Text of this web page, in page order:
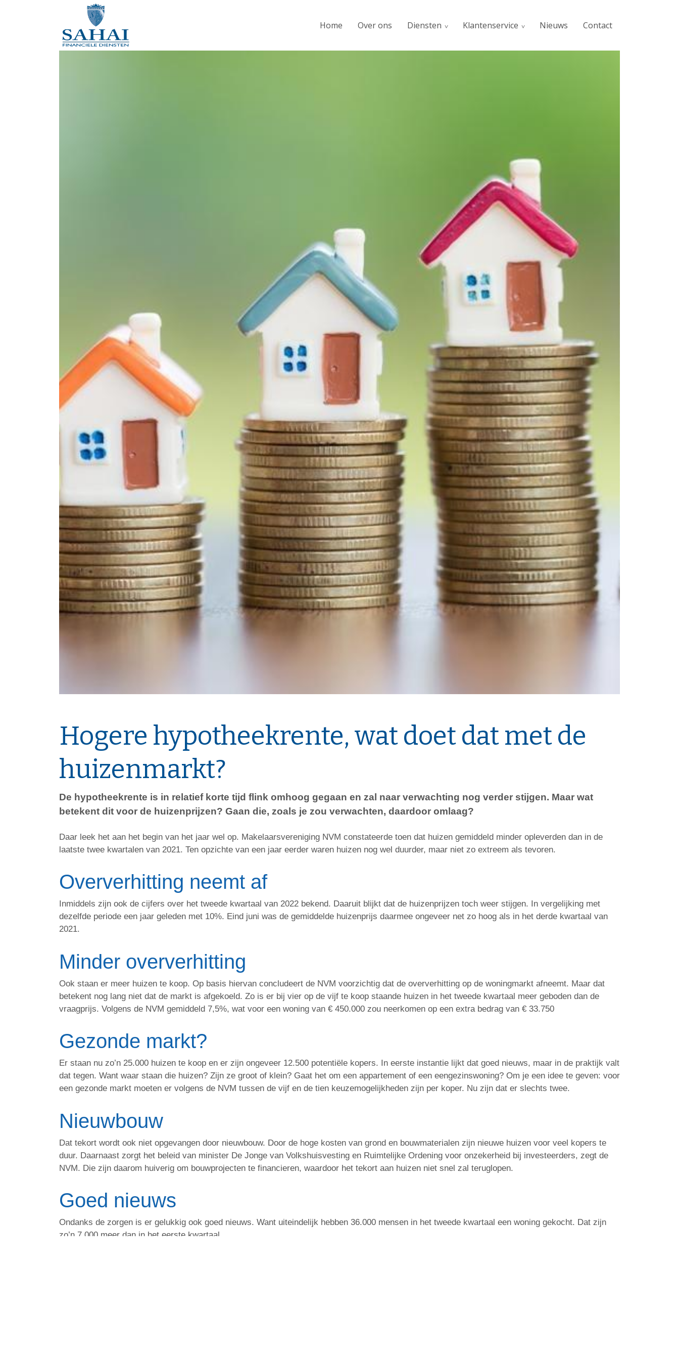
Home Over ons Diensten Klantenservice Nieuws Contact
Hogere hypotheekrente, wat doet dat met de
huizenmarkt?
De hypotheekrente is in relatief korte tijd flink omhoog gegaan en zal naar verwachting nog verder stijgen. Maar wat
betekent dit voor de huizenprijzen? Gaan die, zoals je zou verwachten, daardoor omlaag?
Daar leek het aan het begin van het jaar wel op. Makelaarsvereniging NVM constateerde toen dat huizen gemiddeld minder opleverden dan in de
laatste twee kwartalen van 2021. Ten opzichte van een jaar eerder waren huizen nog wel duurder, maar niet zo extreem als tevoren.
Oververhitting neemt af
Inmiddels zijn ook de cijfers over het tweede kwartaal van 2022 bekend. Daaruit blijkt dat de huizenprijzen toch weer stijgen. In vergelijking met
dezelfde periode een jaar geleden met 10%. Eind juni was de gemiddelde huizenprijs daarmee ongeveer net zo hoog als in het derde kwartaal van
2021.
Minder oververhitting
Ook staan er meer huizen te koop. Op basis hiervan concludeert de NVM voorzichtig dat de oververhitting op de woningmarkt afneemt. Maar dat
betekent nog lang niet dat de markt is afgekoeld. Zo is er bij vier op de vijf te koop staande huizen in het tweede kwartaal meer geboden dan de
vraagprijs. Volgens de NVM gemiddeld 7,5%, wat voor een woning van € 450.000 zou neerkomen op een extra bedrag van € 33.750
Gezonde markt?
Er staan nu zo’n 25.000 huizen te koop en er zijn ongeveer 12.500 potentiële kopers. In eerste instantie lijkt dat goed nieuws, maar in de praktijk valt
dat tegen. Want waar staan die huizen? Zijn ze groot of klein? Gaat het om een appartement of een eengezinswoning? Om je een idee te geven: voor
een gezonde markt moeten er volgens de NVM tussen de vijf en de tien keuzemogelijkheden zijn per koper. Nu zijn dat er slechts twee.
Nieuwbouw
Dat tekort wordt ook niet opgevangen door nieuwbouw. Door de hoge kosten van grond en bouwmaterialen zijn nieuwe huizen voor veel kopers te
duur. Daarnaast zorgt het beleid van minister De Jonge van Volkshuisvesting en Ruimtelijke Ordening voor onzekerheid bij investeerders, zegt de
NVM. Die zijn daarom huiverig om bouwprojecten te financieren, waardoor het tekort aan huizen niet snel zal teruglopen.
Goed nieuws
Ondanks de zorgen is er gelukkig ook goed nieuws. Want uiteindelijk hebben 36.000 mensen in het tweede kwartaal een woning gekocht. Dat zijn
zo’n 7.000 meer dan in het eerste kwartaal.